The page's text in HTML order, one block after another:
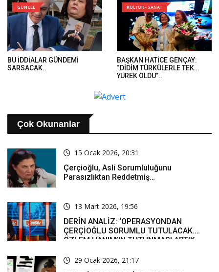
GÜNCEL
BU İDDİALAR GÜNDEMİ
SARSACAK..
KÜLTÜR - SANAT
BAŞKAN HATİCE GENÇAY:
“DİDİM TÜRKÜLERLE TEK
YÜREK OLDU”..
Çok Okunanlar
15 Ocak 2026, 20:31
Çerçioğlu, Asli Sorumluluğunu
Parasızlıktan Reddetmiş…
13 Mart 2026, 19:56
DERİN ANALİZ: ‘OPERASYONDAN
ÇERÇİOĞLU SORUMLU TUTULACAK.
ÖZLEM HANIM’IN TUTUNMASI ARTIK
29 Ocak 2026, 21:17